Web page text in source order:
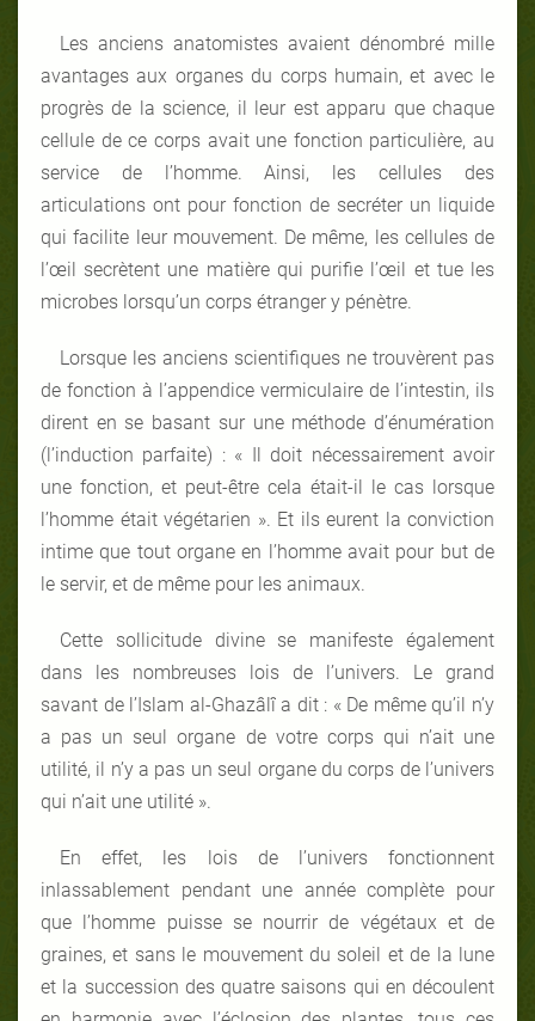
Les anciens anatomistes avaient dénombré mille
avantages aux organes du corps humain, et avec le
progrès de la science, il leur est apparu que chaque
cellule de ce corps avait une fonction particulière, au
service de l’homme. Ainsi, les cellules des
articulations ont pour fonction de secréter un liquide
qui facilite leur mouvement. De même, les cellules de
l’œil secrètent une matière qui purifie l’œil et tue les
microbes lorsqu’un corps étranger y pénètre.
Lorsque les anciens scientifiques ne trouvèrent pas
de fonction à l’appendice vermiculaire de l’intestin, ils
dirent en se basant sur une méthode d’énumération
(l’induction parfaite) : « Il doit nécessairement avoir
une fonction, et peut-être cela était-il le cas lorsque
l’homme était végétarien ». Et ils eurent la conviction
intime que tout organe en l’homme avait pour but de
le servir, et de même pour les animaux.
Cette sollicitude divine se manifeste également
dans les nombreuses lois de l’univers. Le grand
savant de l’Islam al-Ghazâlî a dit : « De même qu’il n’y
a pas un seul organe de votre corps qui n’ait une
utilité, il n’y a pas un seul organe du corps de l’univers
qui n’ait une utilité ».
En effet, les lois de l’univers fonctionnent
inlassablement pendant une année complète pour
que l’homme puisse se nourrir de végétaux et de
graines, et sans le mouvement du soleil et de la lune
et la succession des quatre saisons qui en découlent